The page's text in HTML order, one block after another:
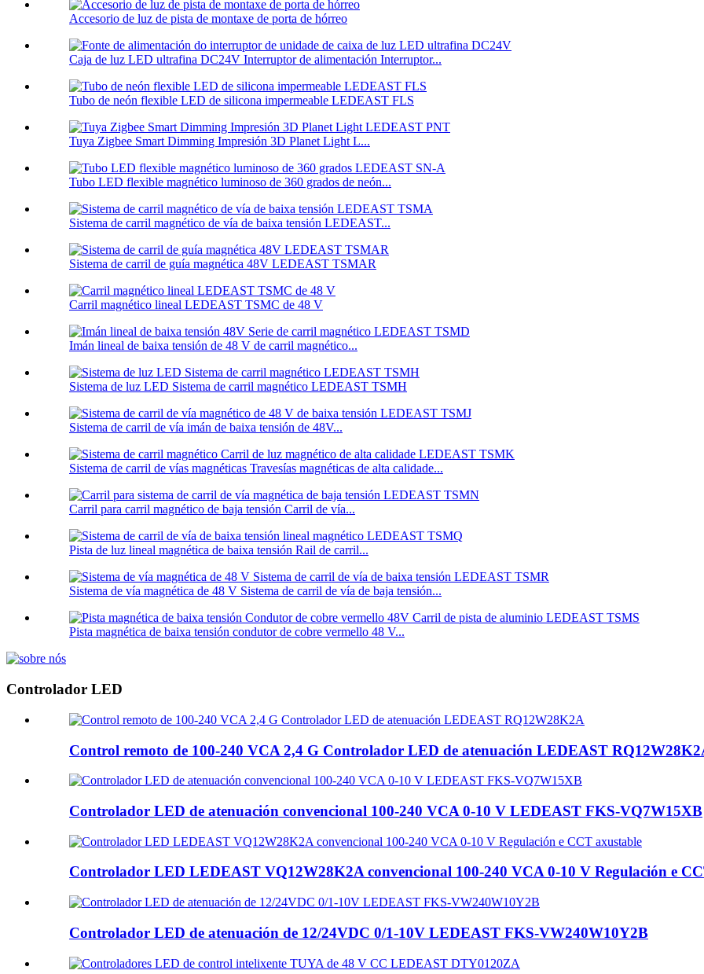
Accesorio de luz de pista de montaxe de porta de hórreo
Caja de luz LED ultrafina DC24V Interruptor de alimentación Interruptor...
Tubo de neón flexible LED de silicona impermeable LEDEAST FLS
Tuya Zigbee Smart Dimming Impresión 3D Planet Light L...
Tubo LED flexible magnético luminoso de 360 ​​grados de neón...
Sistema de carril magnético de vía de baixa tensión LEDEAST...
Sistema de carril de guía magnética 48V LEDEAST TSMAR
Carril magnético lineal LEDEAST TSMC de 48 V
Imán lineal de baixa tensión de 48 V de carril magnético...
Sistema de luz LED Sistema de carril magnético LEDEAST TSMH
Sistema de carril de vía imán de baixa tensión de 48V...
Sistema de carril de vías magnéticas Travesías magnéticas de alta calidade...
Carril para carril magnético de baja tensión Carril de vía...
Pista de luz lineal magnética de baixa tensión Rail de carril...
Sistema de vía magnética de 48 V Sistema de carril de vía de baja tensión...
Pista magnética de baixa tensión condutor de cobre vermello 48 V...
Controlador LED
Control remoto de 100-240 VCA 2,4 G Controlador LED de atenuación LEDEAST
Controlador LED de atenuación convencional 100-240 VCA 0-10 V LEDEAST FKS-VQ7W15XB
Controlador LED LEDEAST VQ12W28K2A convencional 100-240 VCA 0-10 V Regulación e
Controlador LED de atenuación de 12/24VDC 0/1-10V LEDEAST FKS-VW240W10Y2B